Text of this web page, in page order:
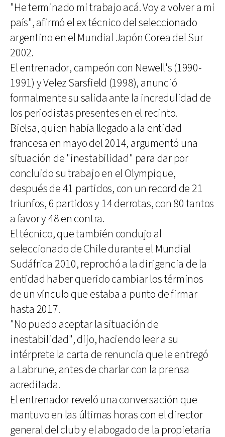
"He terminado mi trabajo acá. Voy a volver a mi
país", afirmó el ex técnico del seleccionado
argentino en el Mundial Japón Corea del Sur
2002.
El entrenador, campeón con Newell's (1990-
1991) y Velez Sarsfield (1998), anunció
formalmente su salida ante la incredulidad de
los periodistas presentes en el recinto.
Bielsa, quien había llegado a la entidad
francesa en mayo del 2014, argumentó una
situación de "inestabilidad" para dar por
concluido su trabajo en el Olympique,
después de 41 partidos, con un record de 21
triunfos, 6 partidos y 14 derrotas, con 80 tantos
a favor y 48 en contra.
El técnico, que también condujo al
seleccionado de Chile durante el Mundial
Sudáfrica 2010, reprochó a la dirigencia de la
entidad haber querido cambiar los términos
de un vínculo que estaba a punto de firmar
hasta 2017.
"No puedo aceptar la situación de
inestabilidad", dijo, haciendo leer a su
intérprete la carta de renuncia que le entregó
a Labrune, antes de charlar con la prensa
acreditada.
El entrenador reveló una conversación que
mantuvo en las últimas horas con el director
general del club y el abogado de la propietaria